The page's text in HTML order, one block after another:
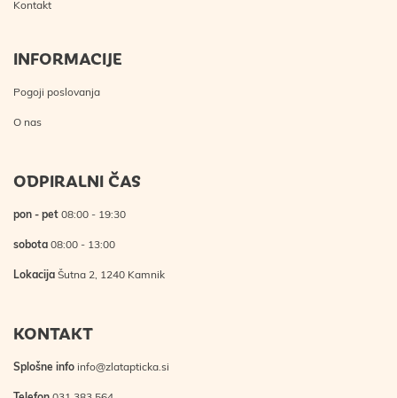
Kontakt
INFORMACIJE
Pogoji poslovanja
O nas
ODPIRALNI ČAS
pon - pet 08:00 - 19:30
sobota 08:00 - 13:00
Lokacija Šutna 2, 1240 Kamnik
KONTAKT
Splošne info info@zlatapticka.si